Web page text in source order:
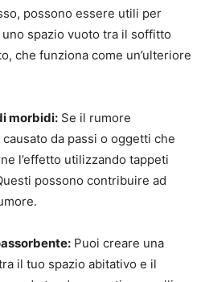
possono essere utili per
spazio vuoto tra il soffitto
che funziona come un’ulteriore
morbidi: Se il rumore
da passi o oggetti che
l’effetto utilizzando tappeti
possono contribuire ad
Puoi creare una
il tuo spazio abitativo e il